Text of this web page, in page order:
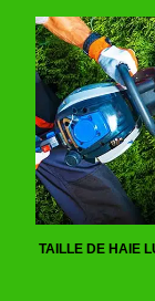
TAILLE DE HAIE